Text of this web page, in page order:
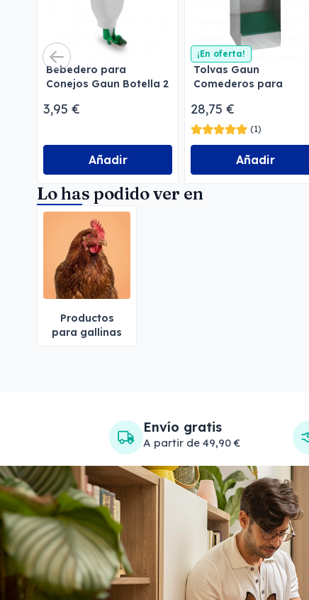
Bebedero para
Conejos Gaun Botella 2
3,95 €
Añadir
¡En oferta!
Tolvas Gaun
Comederos para
28,75 €
(1)
Añadir
Lo has podido ver en
Productos
para gallinas
Envío gratis
A partir de 49,90 €